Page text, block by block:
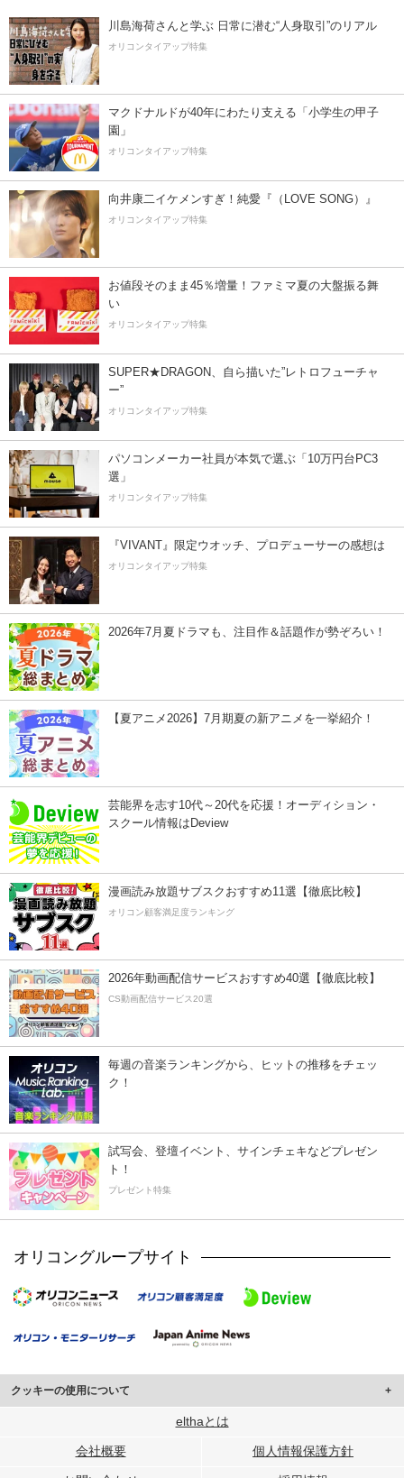
川島海荷さんと学ぶ 日常に潜む“人身取引”のリアル
オリコンタイアップ特集
マクドナルドが40年にわたり支える「小学生の甲子
園」
オリコンタイアップ特集
向井康二イケメンすぎ！純愛『（LOVE SONG）』
オリコンタイアップ特集
お値段そのまま45％増量！ファミマ夏の大盤振る舞
い
オリコンタイアップ特集
SUPER★DRAGON、自ら描いた”レトロフューチャ
ー”
オリコンタイアップ特集
パソコンメーカー社員が本気で選ぶ「10万円台PC3
選」
オリコンタイアップ特集
『VIVANT』限定ウオッチ、プロデューサーの感想は
オリコンタイアップ特集
2026年7月夏ドラマも、注目作＆話題作が勢ぞろい！
【夏アニメ2026】7月期夏の新アニメを一挙紹介！
芸能界を志す10代～20代を応援！オーディション・
スクール情報はDeview
漫画読み放題サブスクおすすめ11選【徹底比較】
オリコン顧客満足度ランキング
2026年動画配信サービスおすすめ40選【徹底比較】
CS動画配信サービス20選
毎週の音楽ランキングから、ヒットの推移をチェッ
ク！
試写会、登壇イベント、サインチェキなどプレゼン
ト！
プレゼント特集
オリコングループサイト
クッキーの使用について
このサイトでは Cookie を使用して、ユーザーに合わせたコンテンツや広告の
行っています。
elthaとは
会社概要 個人情報保護方針